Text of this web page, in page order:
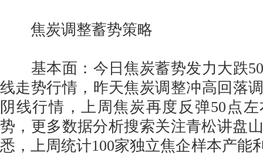
焦炭调整蓄势策略
基本面：今日焦炭蓄势发力大跌50
线走势行情，昨天焦炭调整冲高回落
阴线行情，上周焦炭再度反弹50点
势，更多数据分析搜索关注青松讲盘
悉，上周统计100家独立焦企样本产能